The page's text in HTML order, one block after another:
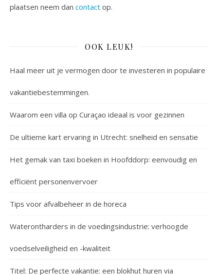
plaatsen neem dan contact op.
OOK LEUK!
Haal meer uit je vermogen door te investeren in populaire
vakantiebestemmingen.
Waarom een villa op Curaçao ideaal is voor gezinnen
De ultieme kart ervaring in Utrecht: snelheid en sensatie
Het gemak van taxi boeken in Hoofddorp: eenvoudig en
efficiënt personenvervoer
Tips voor afvalbeheer in de horeca
Waterontharders in de voedingsindustrie: verhoogde
voedselveiligheid en -kwaliteit
Titel: De perfecte vakantie: een blokhut huren via